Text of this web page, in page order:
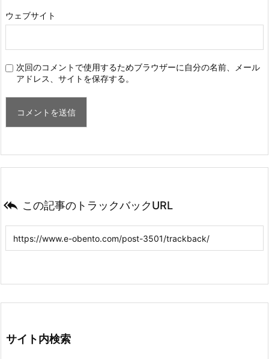
ウェブサイト
次回のコメントで使用するためブラウザーに自分の名前、メール
アドレス、サイトを保存する。
 この記事のトラックバックURL
サイト内検索